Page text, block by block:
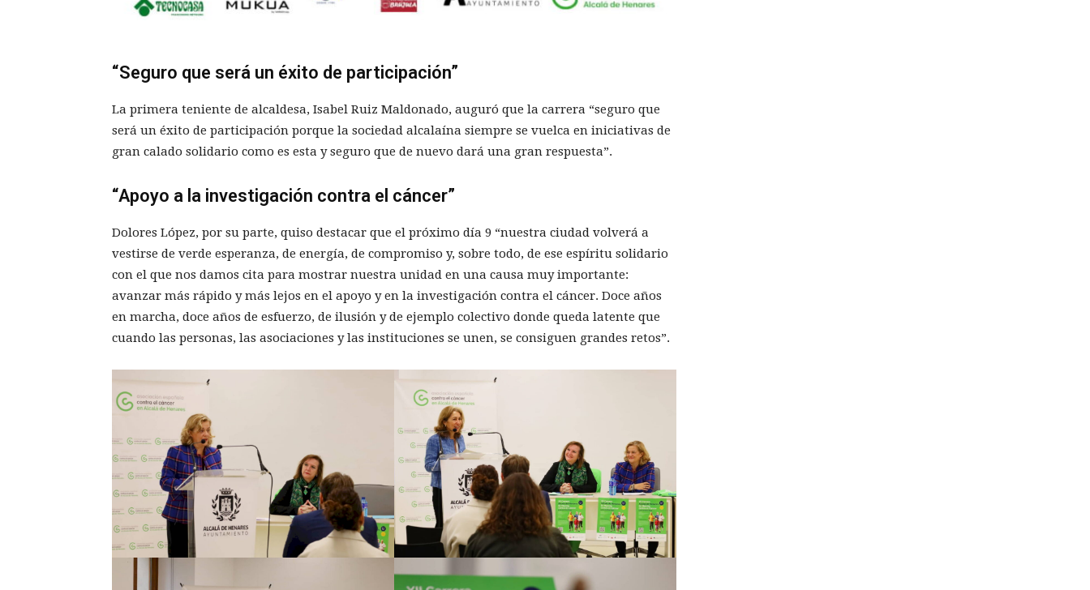
“Seguro que será un éxito de participación”
La primera teniente de alcaldesa, Isabel Ruiz Maldonado, auguró que la carrera “seguro que
será un éxito de participación porque la sociedad alcalaína siempre se vuelca en iniciativas de
gran calado solidario como es esta y seguro que de nuevo dará una gran respuesta”.
“Apoyo a la investigación contra el cáncer”
Dolores López, por su parte, quiso destacar que el próximo día 9 “nuestra ciudad volverá a
vestirse de verde esperanza, de energía, de compromiso y, sobre todo, de ese espíritu solidario
con el que nos damos cita para mostrar nuestra unidad en una causa muy importante:
avanzar más rápido y más lejos en el apoyo y en la investigación contra el cáncer. Doce años
en marcha, doce años de esfuerzo, de ilusión y de ejemplo colectivo donde queda latente que
cuando las personas, las asociaciones y las instituciones se unen, se consiguen grandes retos”.